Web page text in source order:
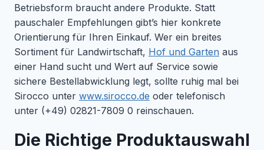
Betriebsform braucht andere Produkte. Statt
pauschaler Empfehlungen gibt’s hier konkrete
Orientierung für Ihren Einkauf. Wer ein breites
Sortiment für Landwirtschaft, Hof und Garten aus
einer Hand sucht und Wert auf Service sowie
sichere Bestellabwicklung legt, sollte ruhig mal bei
Sirocco unter www.sirocco.de oder telefonisch
unter (+49) 02821-7809 0 reinschauen.
Die Richtige Produktauswahl